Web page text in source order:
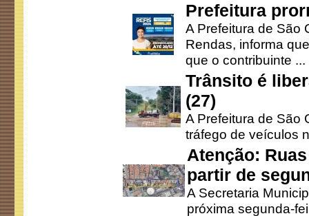
Prefeitura
A Prefeitura de São
Rendas, informa
que o contribuinte ...
Trânsito é
(27)
A Prefeitura de São
tráfego de veículos
Atenção:
partir de
A Secretaria
próxima segunda-